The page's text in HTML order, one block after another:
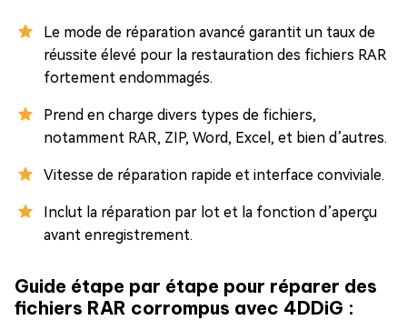
Le mode de réparation avancé garantit un taux de
réussite élevé pour la restauration des fichiers RAR
fortement endommagés.
Prend en charge divers types de fichiers,
notamment RAR, ZIP, Word, Excel, et bien d’autres.
Vitesse de réparation rapide et interface conviviale.
Inclut la réparation par lot et la fonction d’aperçu
avant enregistrement.
Guide étape par étape pour réparer des
fichiers RAR corrompus avec 4DDiG :